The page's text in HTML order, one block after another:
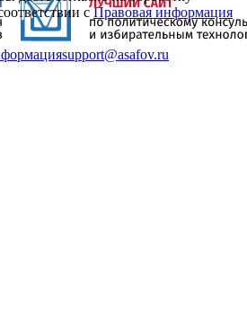
сПравовая информация
support@asafov.ru